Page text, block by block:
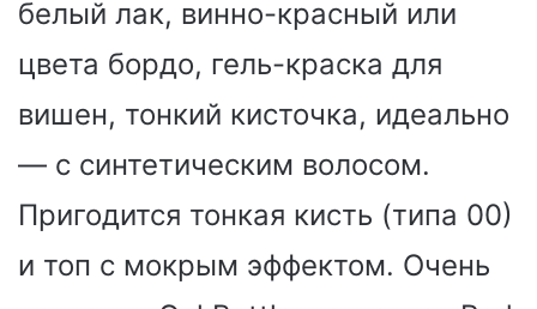
белый лак, винно-красный или
цвета бордо, гель-краска для
вишен, тонкий кисточка, идеально
— с синтетическим волосом.
Пригодится тонкая кисть (типа 00)
и топ с мокрым эффектом. Очень